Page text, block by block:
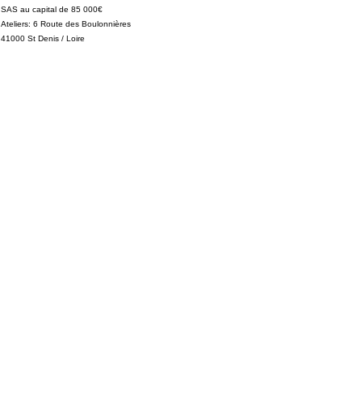
SAS au capital de 85 000€
Ateliers: 6 Route des Boulonnières
41000 St Denis / Loire